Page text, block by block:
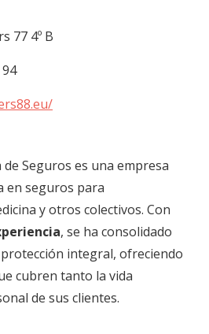
77 4º B
Seguros es una empresa
en seguros para
y otros colectivos. Con
, se ha consolidado
integral, ofreciendo
cubren tanto la vida
de sus clientes.